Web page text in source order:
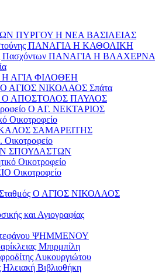
ΠΥΡΓΟΥ Η ΝΕΑ ΒΑΣΙΛΕΙΑΣ
ΠΑΝΑΓΙΑ Η ΚΑΘΟΛΙΚΗ
Πασχόντων ΠΑΝΑΓΙΑ Η ΒΛΑΧΕΡΝΑ
Η ΑΓΙΑ ΦΙΛΟΘΕΗ
Ο ΑΓΙΟΣ ΝΙΚΟΛΑΟΣ Σπάτα
Ο ΑΠΟΣΤΟΛΟΣ ΠΑΥΛΟΣ
Ο ΑΓ. ΝΕΚΤΑΡΙΟΣ
Οικοτροφείο
ΚΑΛΟΣ ΣΑΜΑΡΕΙΤΗΣ
ΣΠΟΥΔΑΣΤΩΝ
Οικοτροφείο
Οικοτροφείο
Σταθμός Ο ΑΓΙΟΣ ΝΙΚΟΛΑΟΣ
και Αγιογραφίας
ΨΗΜΜΕΝΟΥ
Μπιρμπίλη
Λυκουργιώτου
Βιβλιοθήκη